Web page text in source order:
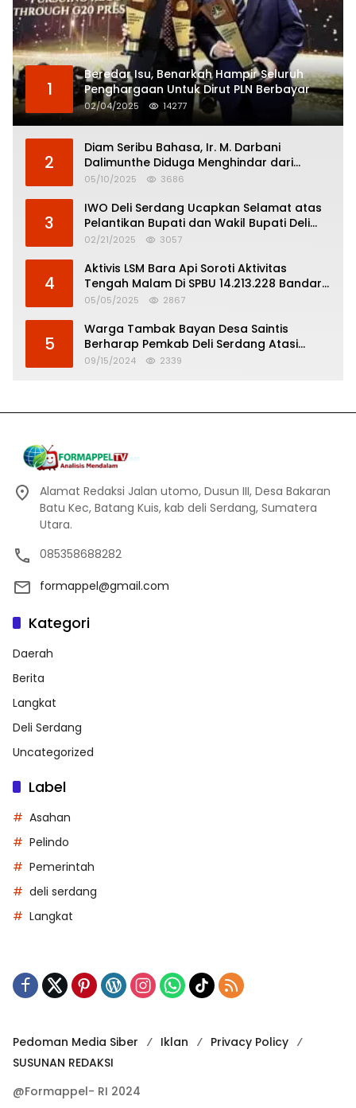
1
Beredar Isu, Benarkah Hampir Seluruh
Penghargaan Untuk Dirut PLN Berbayar
02/04/2025 14277
2
Diam Seribu Bahasa, Ir. M. Darbani
Dalimunthe Diduga Menghindar dari
Pertanggungjawaban Politik
05/10/2025 3686
3
IWO Deli Serdang Ucapkan Selamat atas
Pelantikan Bupati dan Wakil Bupati Deli
Serdang
02/21/2025 3057
4
Aktivis LSM Bara Api Soroti Aktivitas
Tengah Malam Di SPBU 14.213.228 Bandar
Tinggi
05/05/2025 2867
5
Warga Tambak Bayan Desa Saintis
Berharap Pemkab Deli Serdang Atasi
Banjir
09/15/2024 2339
Alamat Redaksi Jalan utomo, Dusun III, Desa Bakaran
Batu Kec, Batang Kuis, kab deli Serdang, Sumatera
Utara.
085358688282
formappel@gmail.com
Kategori
Daerah
Berita
Langkat
Deli Serdang
Uncategorized
Label
Asahan
Pelindo
Pemerintah
deli serdang
Langkat
Pedoman Media Siber Iklan
Privacy Policy
SUSUNAN REDAKSI
@Formappel- RI 2024